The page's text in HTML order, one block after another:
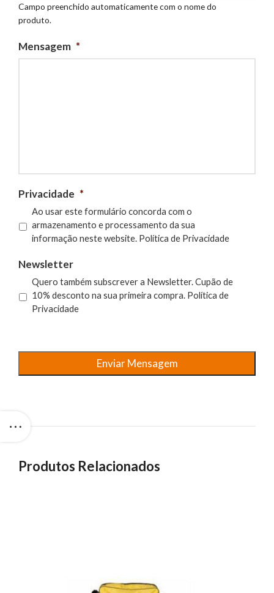
Campo preenchido automaticamente com o nome do
produto.
Mensagem *
Privacidade *
Ao usar este formulário concorda com o
armazenamento e processamento da sua
informação neste website. Política de Privacidade
Newsletter
Quero também subscrever a Newsletter. Cupão de
10% desconto na sua primeira compra. Política de
Privacidade
Produtos Relacionados